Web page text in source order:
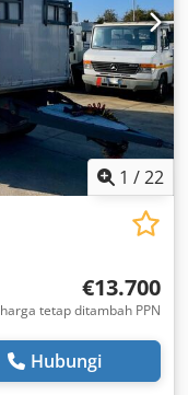
1 /22
€13.700
harga tetap ditambah PPN
Hubungi